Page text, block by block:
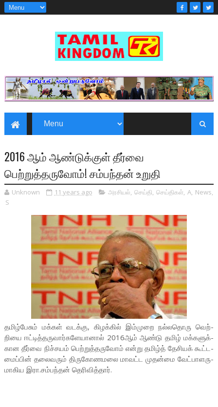
2016 ஆம் ஆண்டுக்குள் தீர்வை
பெற்றுத்தருவோம்! சம்பந்தன் உறுதி
Unknown 11 years ago அரசியல், செய்தி, செய்திகள், A, News,
S
தமிழ்­பேசும் மக்கள் வட­க்கு, கி­ழக்கில் இம்­முறை நல்­ல­தொரு வெற்­
றியை ஈட்­டித்­த­ரு­வார்­க­ளே­யானால் 2016ஆம் ஆண்டு தமிழ் மக்­க­ளுக்­
கான தீர்வை நிச்­சயம் பெற்­றுத்­த­ருவோம் என்று தமிழ்த் தேசியக் கூட்­ட­
மைப்பின் தலை­வரும் திரு­கோ­ண­மலை மாவட்ட முதன்மை வேட்­பா­ள­ரு­
மா­கிய இரா.சம்­பந்தன் தெரிவித்தார்.